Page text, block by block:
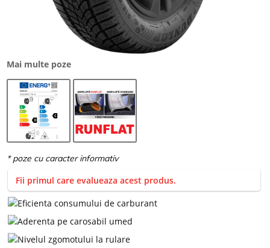
Mai multe poze
Fii primul care evalueaza acest produs.